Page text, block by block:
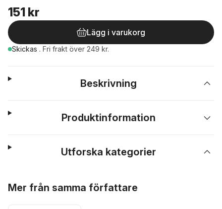
151 kr
Lägg i varukorg
Skickas . Fri frakt över 249 kr.
Beskrivning
Produktinformation
Utforska kategorier
Mer från samma författare